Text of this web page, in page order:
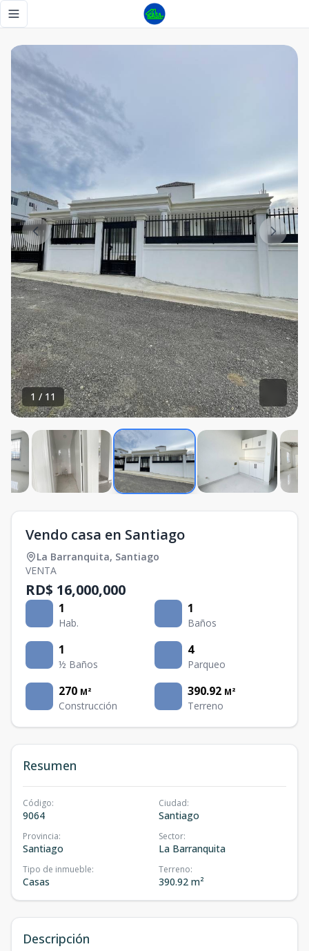
Toggle navigation menu
1 / 11
Vendo casa en Santiago
La Barranquita, Santiago
VENTA
RD$ 16,000,000
1
Hab.
1
Baños
1
½ Baños
4
Parqueo
270 M²
Construcción
390.92 M²
Terreno
Resumen
Código:
9064
Ciudad:
Santiago
Provincia:
Santiago
Sector:
La Barranquita
Tipo de inmueble:
Casas
Terreno:
390.92 m²
Descripción
Vendo casa en Santiago - Tu Casa RD